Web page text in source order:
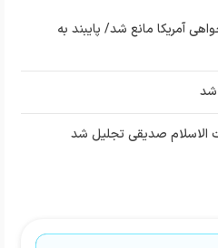
آمریکا مانع شد/ پایبند به
شد
الاسلام صدیقی تجلیل شد